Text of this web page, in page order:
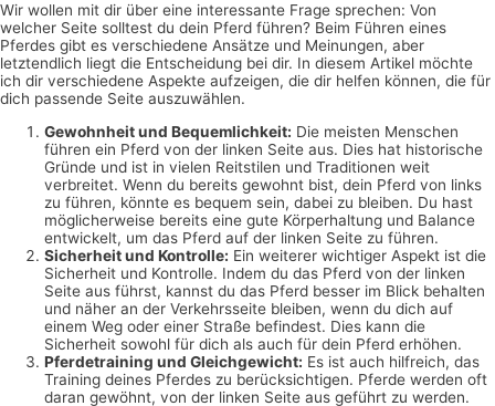
Wir wollen mit dir über eine interessante Frage sprechen: Von
welcher Seite solltest du dein Pferd führen? Beim Führen eines
Pferdes gibt es verschiedene Ansätze und Meinungen, aber
letztendlich liegt die Entscheidung bei dir. In diesem Artikel möchte
ich dir verschiedene Aspekte aufzeigen, die dir helfen können, die für
dich passende Seite auszuwählen.
Gewohnheit und Bequemlichkeit: Die meisten Menschen
führen ein Pferd von der linken Seite aus. Dies hat historische
Gründe und ist in vielen Reitstilen und Traditionen weit
verbreitet. Wenn du bereits gewohnt bist, dein Pferd von links
zu führen, könnte es bequem sein, dabei zu bleiben. Du hast
möglicherweise bereits eine gute Körperhaltung und Balance
entwickelt, um das Pferd auf der linken Seite zu führen.
Sicherheit und Kontrolle: Ein weiterer wichtiger Aspekt ist die
Sicherheit und Kontrolle. Indem du das Pferd von der linken
Seite aus führst, kannst du das Pferd besser im Blick behalten
und näher an der Verkehrsseite bleiben, wenn du dich auf
einem Weg oder einer Straße befindest. Dies kann die
Sicherheit sowohl für dich als auch für dein Pferd erhöhen.
Pferdetraining und Gleichgewicht: Es ist auch hilfreich, das
Training deines Pferdes zu berücksichtigen. Pferde werden oft
daran gewöhnt, von der linken Seite aus geführt zu werden.